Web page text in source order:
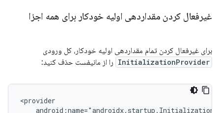
غیرفعال کردن مقداردهی اولیه خودکار برای همه اجزا
برای غیرفعال کردن تمام مقداردهی اولیه خودکار، کل ورودی
InitializationProvider را از مانیفست حذف کنید: